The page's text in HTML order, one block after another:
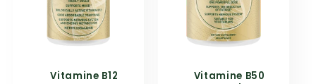
Vitamine B12
Vitamine B50